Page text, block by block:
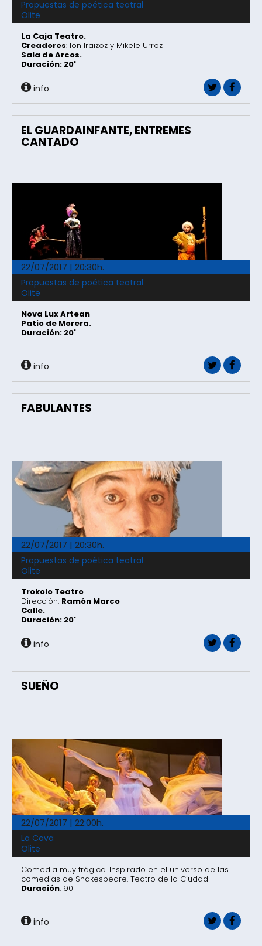
Propuestas de poética teatral
Olite
La Caja Teatro.
Creadores: Ion Iraizoz y Mikele Urroz
Sala de Arcos.
Duración: 20'
info
EL GUARDAINFANTE, ENTREMÉS
CANTADO
22/07/2017 | 20:30h.
Propuestas de poética teatral
Olite
Nova Lux Artean
Patio de Morera.
Duración: 20'
info
FABULANTES
22/07/2017 | 20:30h.
Propuestas de poética teatral
Olite
Trokolo Teatro
Dirección: Ramón Marco
Calle.
Duración: 20'
info
SUEÑO
22/07/2017 | 22:00h.
La Cava
Olite
Comedia muy trágica. Inspirado en el universo de las
comedias de Shakespeare. Teatro de la Ciudad
Duración: 90'
info